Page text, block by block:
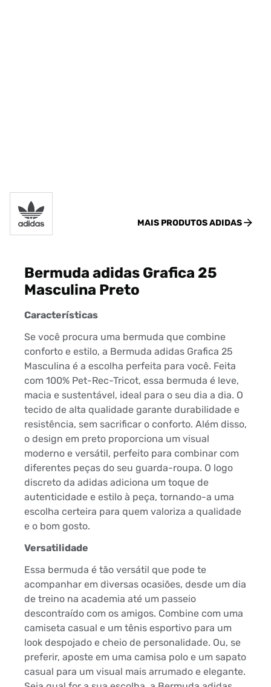
MAIS PRODUTOSADIDAS
Bermuda adidas Grafica 25
Masculina Preto
Características
Se você procura uma bermuda que combine
conforto e estilo, a Bermuda adidas Grafica 25
Masculina é a escolha perfeita para você. Feita
com 100% Pet-Rec-Tricot, essa bermuda é leve,
macia e sustentável, ideal para o seu dia a dia. O
tecido de alta qualidade garante durabilidade e
resistência, sem sacrificar o conforto. Além disso,
o design em preto proporciona um visual
moderno e versátil, perfeito para combinar com
diferentes peças do seu guarda-roupa. O logo
discreto da adidas adiciona um toque de
autenticidade e estilo à peça, tornando-a uma
escolha certeira para quem valoriza a qualidade
e o bom gosto.
Versatilidade
Essa bermuda é tão versátil que pode te
acompanhar em diversas ocasiões, desde um dia
de treino na academia até um passeio
descontraído com os amigos. Combine com uma
camiseta casual e um tênis esportivo para um
look despojado e cheio de personalidade. Ou, se
preferir, aposte em uma camisa polo e um sapato
casual para um visual mais arrumado e elegante.